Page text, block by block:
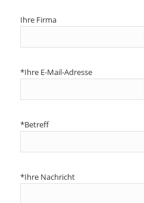
Ihre Firma
*Ihre E-Mail-Adresse
*Betreff
*Ihre Nachricht